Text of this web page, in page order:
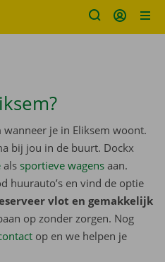
je in Eliksem woont.
bij jou in de buurt. Dockx
als sportieve wagens aan.
huurauto’s en vind de optie
vlot en gemakkelijk
op zonder zorgen. Nog
op en we helpen je